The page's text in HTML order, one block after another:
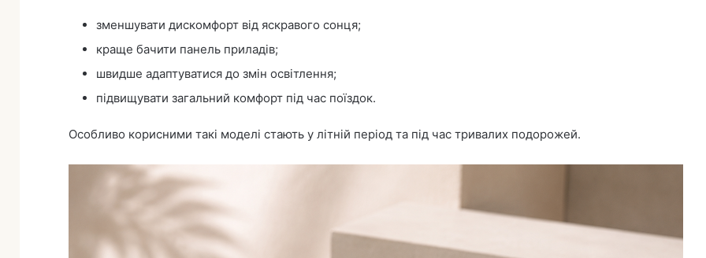
зменшувати дискомфорт від яскравого сонця;
краще бачити панель приладів;
швидше адаптуватися до змін освітлення;
підвищувати загальний комфорт під час поїздок.
Особливо корисними такі моделі стають у літній період та під час тривалих подорожей.